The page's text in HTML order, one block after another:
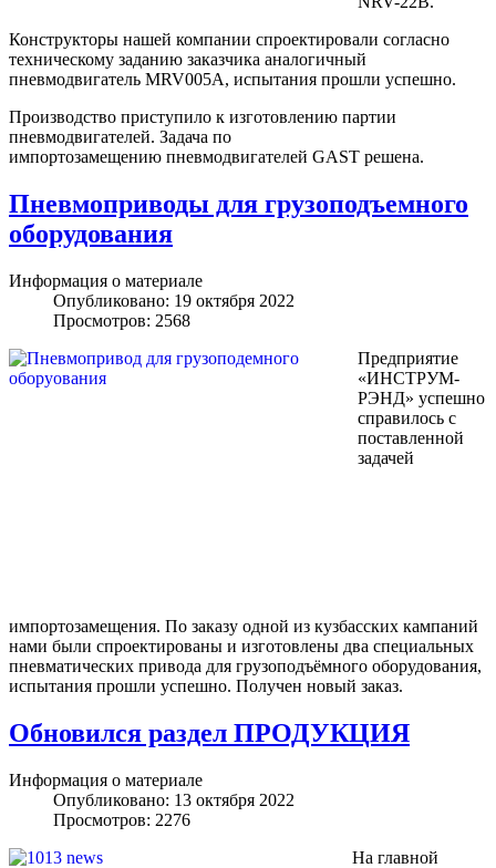
Конструкторы нашей компании спроектировали согласно
техническому заданию заказчика аналогичный
пневмодвигатель MRV005A, испытания прошли успешно.
Производство приступило к изготовлению партии
пневмодвигателей. Задача по
импортозамещению пневмодвигателей GAST решена.
Пневмоприводы для грузоподъемного
оборудования
Информация о материале
Опубликовано: 19 октября 2022
Просмотров: 2568
Предприятие
«ИНСТРУМ-
РЭНД» успешно
справилось с
поставленной
задачей
импортозамещения. По заказу одной из кузбасских кампаний
нами были спроектированы и изготовлены два специальных
пневматических привода для грузоподъёмного оборудования,
испытания прошли успешно. Получен новый заказ.
Обновился раздел ПРОДУКЦИЯ
Информация о материале
Опубликовано: 13 октября 2022
Просмотров: 2276
На главной